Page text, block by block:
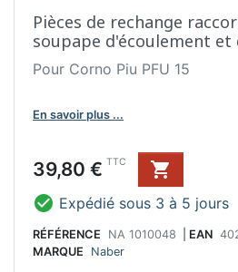
Pièces de rechange
soupape d'écoulement
Pour Corno Piu PFU 15
En savoir plus ...
Prix
39,80 € TTC

 Expédié sous 3 à 5 jours
RÉFÉRENCE NA 1010048 EAN
MARQUE
Naber